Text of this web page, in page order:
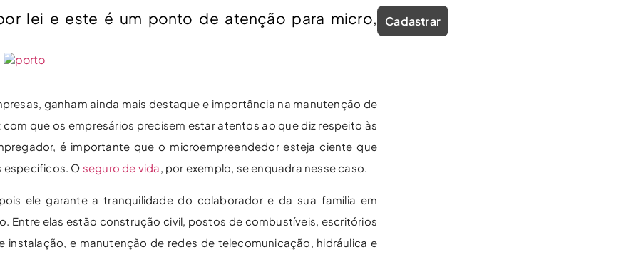
lei e este é um ponto de atenção para micro,
ganham ainda mais destaque e importância na manutenção de
que os empresários precisem estar atentos ao que diz respeito às
é importante que o microempreendedor esteja ciente que
específicos. O seguro de vida, por exemplo, se enquadra nesse caso.
ele garante a tranquilidade do colaborador e da sua família em
Entre elas estão construção civil, postos de combustíveis, escritórios
e manutenção de redes de telecomunicação, hidráulica e